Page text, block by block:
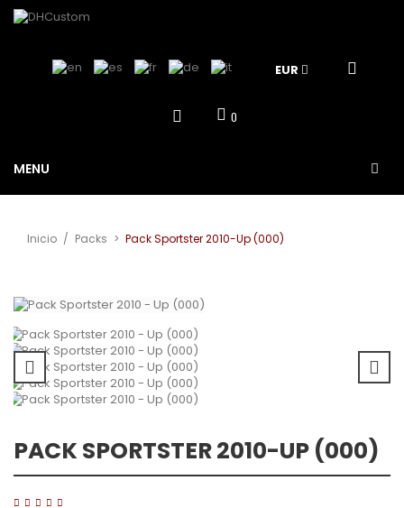
EUR
0
MENU
Inicio / Packs > Pack Sportster 2010-Up (000)
PACK SPORTSTER 2010-UP (000)